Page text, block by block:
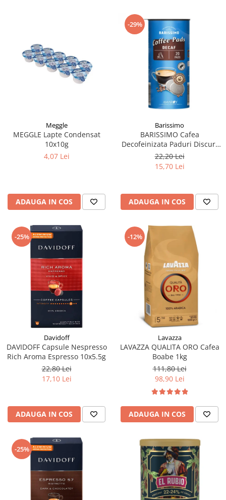
Meggle
MEGGLE Lapte Condensat
10x10g
4,07 Lei
ADAUGA IN COS
-29%
Barissimo
BARISSIMO Cafea
Decofeinizata Paduri Discuri
Senseo 62mm Monodoze
20buc - 140g
22,20 Lei
15,70 Lei
ADAUGA IN COS
-25%
Davidoff
DAVIDOFF Capsule Nespresso
Rich Aroma Espresso 10x5.5g
22,80 Lei
17,10 Lei
ADAUGA IN COS
-12%
Lavazza
LAVAZZA QUALITA ORO Cafea
Boabe 1kg
111,80 Lei
98,90 Lei
ADAUGA IN COS
-25%